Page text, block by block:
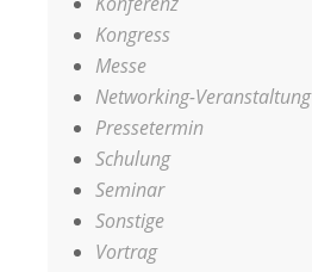
Kongress
Messe
Networking-Veranstaltung
Pressetermin
Schulung
Seminar
Sonstige
Vortrag